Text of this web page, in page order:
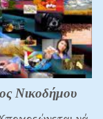
Νικοδήμου